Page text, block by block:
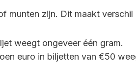
munten zijn. Dit maakt
weegt ongeveer één gram.
euro in biljetten van €50